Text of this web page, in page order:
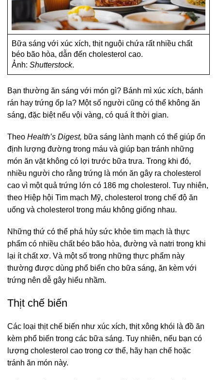
Bữa sáng với xúc xích, thịt nguội chứa rất nhiều chất
béo bão hòa, dẫn đến cholesterol cao.
Ảnh: Shutterstock.
Bạn thường ăn sáng với món gì? Bánh mì xúc xích, bánh
rán hay trứng ốp la? Một số người cũng có thể không ăn
sáng, đặc biệt nếu vội vàng, có quá ít thời gian.
Theo Health’s Digest, bữa sáng lành mạnh có thể giúp ổn
định lượng đường trong máu và giúp bạn tránh những
món ăn vặt không có lợi trước bữa trưa. Trong khi đó,
nhiều người cho rằng trứng là món ăn gây ra cholesterol
cao vì một quả trứng lớn có 186 mg cholesterol. Tuy nhiên,
theo Hiệp hội Tim mạch Mỹ, cholesterol trong chế độ ăn
uống và cholesterol trong máu không giống nhau.
Những thứ có thể phá hủy sức khỏe tim mạch là thực
phẩm có nhiều chất béo bão hòa, đường và natri trong khi
lại ít chất xơ. Và một số trong những thực phẩm này
thường được dùng phổ biến cho bữa sáng, ăn kèm với
trứng nên dễ gây hiểu nhầm.
Thịt chế biến
Các loại thịt chế biến như xúc xích, thịt xông khói là đồ ăn
kèm phổ biến trong các bữa sáng. Tuy nhiên, nếu bạn có
lượng cholesterol cao trong cơ thể, hãy hạn chế hoặc
tránh ăn món này.